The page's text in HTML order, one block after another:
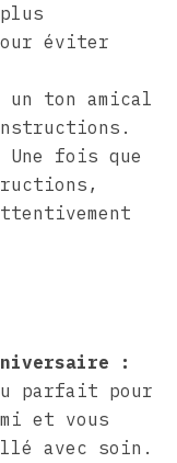
éviter
ton amical
Une fois que
:
parfait pour
et vous
avec soin.